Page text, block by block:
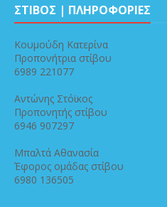
ΣΤΙΒΟΣ | ΠΛΗΡΟΦΟΡΙΕΣ
Κουμούδη Κατερίνα
Προπονήτρια στίβου
6989 221077
Αντώνης Στόϊκος
Προπονητής στίβου
6946 907297
Μπαλτά Αθανασία
Έφορος ομάδας στίβου
6980 136505